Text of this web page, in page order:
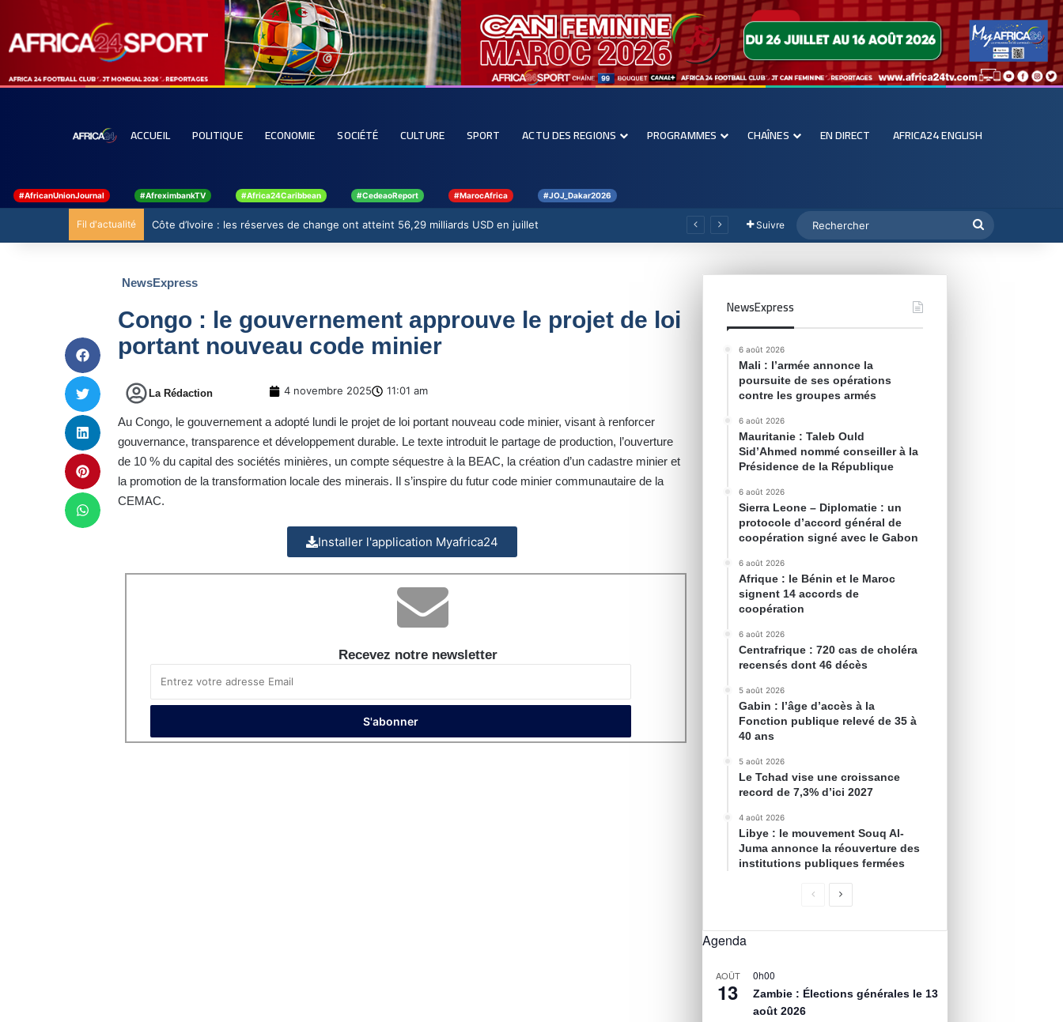
ACCUEIL POLITIQUE ECONOMIE SOCIÉTÉ CULTURE SPORT ACTU DES REGIONS PROGRAMMES CHAÎNES EN DIRECT AFRICA24 ENGLISH
#AfricanUnionJournal #AfreximbankTV #Africa24Caribbean #CedeaoReport #MarocAfrica #JOJ_Dakar2026
Fil d'actualité Côte d’Ivoire : les réserves de change ont atteint 56,29 milliards USD en juillet Suivre
NewsExpress
Congo : le gouvernement approuve le projet de loi
portant nouveau code minier
La Rédaction 4 novembre 2025 11:01 am
Au Congo, le gouvernement a adopté lundi le projet de loi portant nouveau code minier, visant à renforcer
gouvernance, transparence et développement durable. Le texte introduit le partage de production, l’ouverture
de 10 % du capital des sociétés minières, un compte séquestre à la BEAC, la création d’un cadastre minier et
la promotion de la transformation locale des minerais. Il s’inspire du futur code minier communautaire de la
CEMAC.
Installer l'application Myafrica24
Recevez notre newsletter
NewsExpress
6 août 2026
Mali : l’armée annonce la
poursuite de ses opérations
contre les groupes armés
6 août 2026
Mauritanie : Taleb Ould
Sid’Ahmed nommé conseiller à la
Présidence de la République
6 août 2026
Sierra Leone – Diplomatie : un
protocole d’accord général de
coopération signé avec le Gabon
6 août 2026
Afrique : le Bénin et le Maroc
signent 14 accords de
coopération
6 août 2026
Centrafrique : 720 cas de choléra
recensés dont 46 décès
5 août 2026
Gabin : l’âge d’accès à la
Fonction publique relevé de 35 à
40 ans
5 août 2026
Le Tchad vise une croissance
record de 7,3% d’ici 2027
4 août 2026
Libye : le mouvement Souq Al-
Juma annonce la réouverture des
institutions publiques fermées
Agenda
AOÛT
13
0h00
Zambie : Élections générales le 13
août 2026